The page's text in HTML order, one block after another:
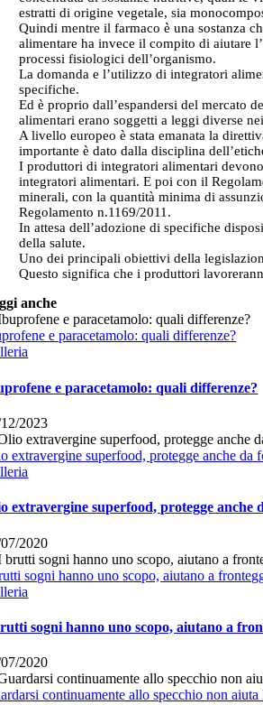
estratti di origine vegetale, sia
Quindi mentre il farmaco è una sostanza
alimentare ha invece il compito di aiutare
processi fisiologici dell’organismo.
La domanda e l’utilizzo di integratori
specifiche.
Ed è proprio dall’espandersi del mercato
alimentari erano soggetti a leggi diverse
A livello europeo è stata emanata la
importante è dato dalla disciplina
I produttori di integratori alimentari
integratori alimentari. E poi con il
minerali, con la quantità minima di
Regolamento n.1169/2011.
In attesa dell’adozione di specifiche
della salute.
Uno dei principali obiettivi della
Questo significa che i produttori
anche
e paracetamolo: quali differenze?
e paracetamolo: quali differenze?
2023
extravergine superfood, protegge anche da
extravergine superfood, protegge anche
2020
sogni hanno uno scopo, aiutano a
sogni hanno uno scopo, aiutano a
2020
continuamente allo specchio non aiuta